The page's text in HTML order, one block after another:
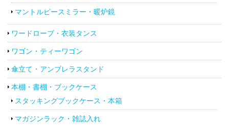
マントルピースミラー・暖炉鏡
ワードローブ・衣装タンス
ワゴン・ティーワゴン
傘立て・アンブレラスタンド
本棚・書棚・ブックケース
スタッキングブックケース・本箱
マガジンラック・雑誌入れ